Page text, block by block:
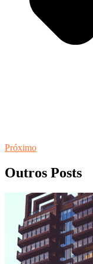
Próximo
Outros Posts